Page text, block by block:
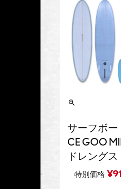
サーフボー
CE GOO
ドレングス
特別価格 ¥